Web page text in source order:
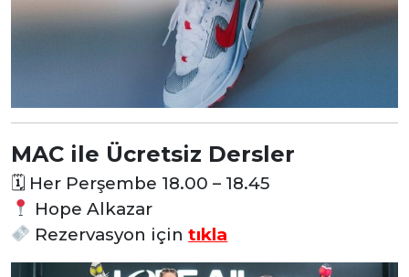
MAC ile Ücretsiz Dersler
🗓 Her Perşembe 18.00 – 18.45
Hope Alkazar
Rezervasyon için tıkla